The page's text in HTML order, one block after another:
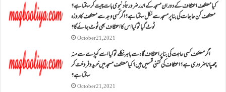
کیا معتکف اعتکاف کے دوران مسجد کے اندر ضرورتاً دنیوی بات چیت کر سکتا ہے؟
معتکف کن حاجات کی بنا پر مسجد سے نکل سکتا ہے؟ اگر کسی وجہ سے معتکف کا روزہ
ٹوٹ گیا تو کیا اس کا اعتکاف بھی ٹوٹ جائے گا؟
October 21, 2021
اگر معتکف کسی حاجت کی بنا پر اعتکاف گاہ سے باہر نکلے تو کیا اسے کپڑے سے منہ
چھپانا ضروری ہے؟اعتکاف کی کتنی قسمیں ہیں؟کیا معتکف مسجد میں خرید و فروخت کر
سکتا ہے؟
October 21, 2021